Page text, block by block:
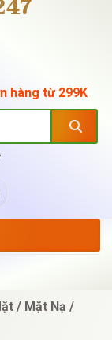
hàng từ 299K
Mặt Nạ